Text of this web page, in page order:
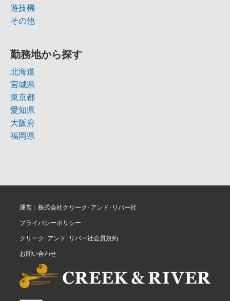
遊技機
その他
勤務地から探す
北海道
宮城県
東京都
愛知県
大阪府
福岡県
運営：株式会社クリーク･アンド･リバー社
プライバシーポリシー
クリーク･アンド･リバー社会員規約
お問い合わせ